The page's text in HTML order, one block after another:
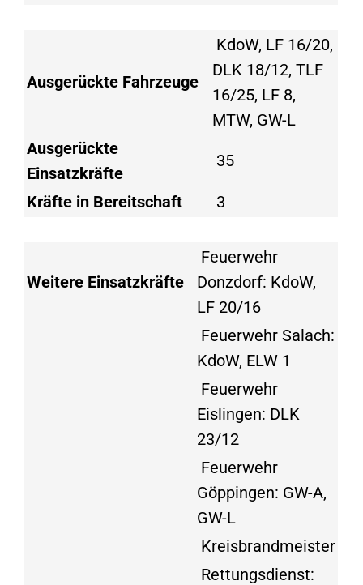
Ausgerückte Fahrzeuge
KdoW, LF 16/20,
DLK 18/12, TLF
16/25, LF 8,
MTW, GW-L
Ausgerückte
Einsatzkräfte
35
Kräfte in Bereitschaft 3
Weitere Einsatzkräfte
Feuerwehr
Donzdorf: KdoW,
LF 20/16
Feuerwehr Salach:
KdoW, ELW 1
Feuerwehr
Eislingen: DLK
23/12
Feuerwehr
Göppingen: GW-A,
GW-L
Kreisbrandmeister
Rettungsdienst: